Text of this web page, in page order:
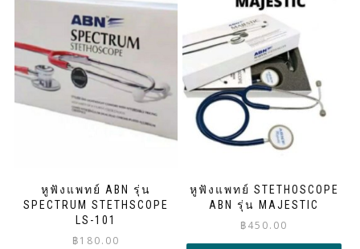
หูฟังแพทย์ ABN รุ่น
SPECTRUM STETHSCOPE
LS-101
฿180.00
หูฟังแพทย์ STETHOSCOPE
ABN รุ่น MAJESTIC
฿450.00